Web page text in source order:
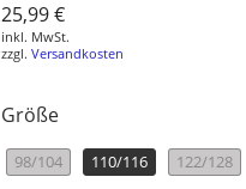
Normaler
Preis
25,99 €
inkl. MwSt.
zzgl. Versandkosten
Größe
98/104 110/116 122/128